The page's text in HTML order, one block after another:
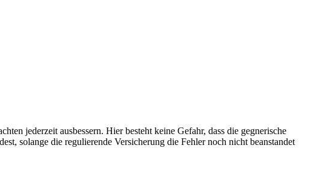
jederzeit ausbessern. Hier besteht keine Gefahr, dass die gegnerische
solange die regulierende Versicherung die Fehler noch nicht beanstandet